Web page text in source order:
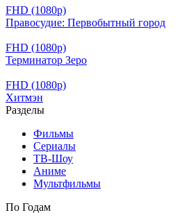
FHD (1080p)
Правосудие: Первобытный город
FHD (1080p)
Терминатор Зеро
FHD (1080p)
Хитмэн
Разделы
Фильмы
Сериалы
ТВ-Шоу
Аниме
Мультфильмы
По Годам